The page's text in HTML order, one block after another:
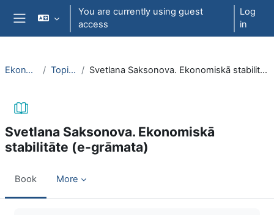
Skip to main content
You are currently using guest
access
Log
in
EkonT000 Topic 26 Svetlana Saksonova. Ekonomiskā stabilitāte (e-grāmata)
Svetlana Saksonova. Ekonomiskā
stabilitāte (e-grāmata)
Book More